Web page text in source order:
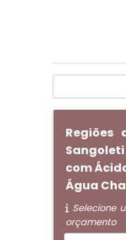
Regiões
com
Água
Selecione
orçamento